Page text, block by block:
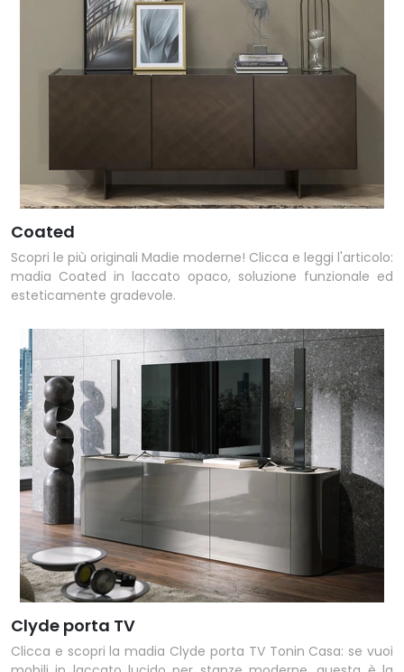
Coated
Scopri le più originali Madie moderne! Clicca e leggi l'articolo:
madia Coated in laccato opaco, soluzione funzionale ed
esteticamente gradevole.
Clyde porta TV
Clicca e scopri la madia Clyde porta TV Tonin Casa: se vuoi